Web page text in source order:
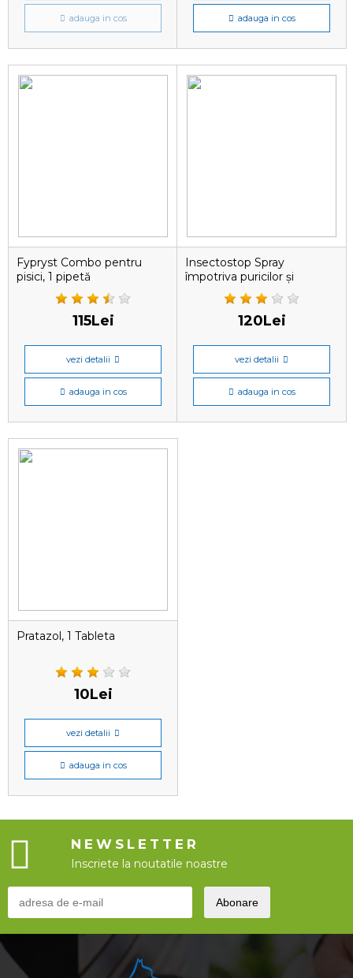
adauga in cos adauga in cos
Fypryst Combo pentru
pisici, 1 pipetă
115Lei
vezi detalii
adauga in cos
Insectostop Spray
împotriva puricilor și
căpușelor pentru pisici și
câini, 100 ml
120Lei
vezi detalii
adauga in cos
Pratazol, 1 Tableta
10Lei
vezi detalii
adauga in cos
NEWSLETTER
Inscriete la noutatile noastre